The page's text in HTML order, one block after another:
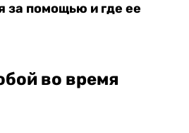
за помощью и где ее
во время